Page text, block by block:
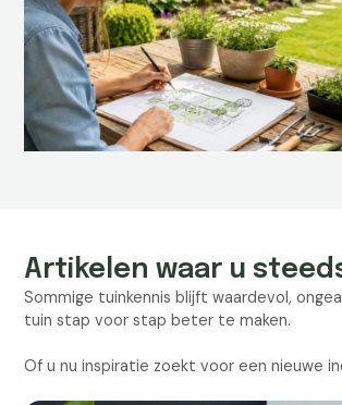
Artikelen waar u
Sommige tuinkennis blijft waardevol,
tuin stap voor stap beter te maken.
Of u nu inspiratie zoekt voor een nieuwe